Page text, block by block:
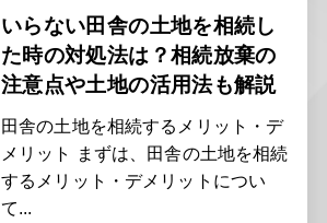
いらない田舎の土地を相続し
た時の対処法は？相続放棄の
注意点や土地の活用法も解説
田舎の土地を相続するメリット・デ
メリット まずは、田舎の土地を相続
するメリット・デメリットについ
て...